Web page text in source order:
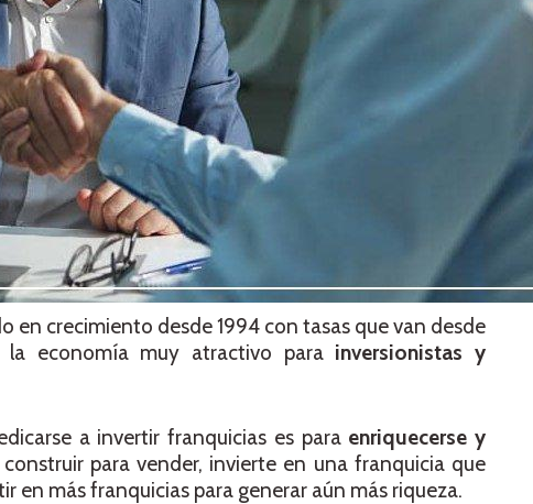
en crecimiento desde 1994 con tasas que van desde
economía muy atractivo para inversionistas y
a invertir franquicias es para enriquecerse y
para vender, invierte en una franquicia que
en más franquicias para generar aún más riqueza.